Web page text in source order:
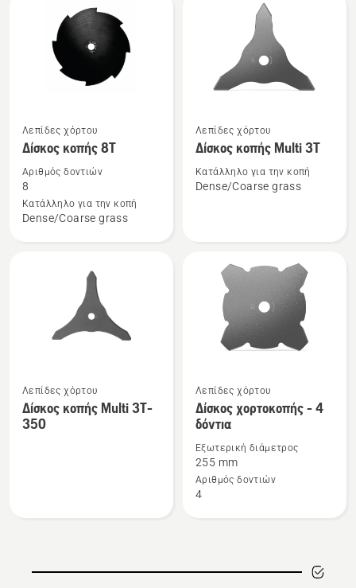
Δείτε
περισσότερες
λεπτομέρειες
για
το
Δίσκος
Λεπίδες χόρτου
Δίσκος κοπής 8Τ
Αριθμός δοντιών
8
Κατάλληλο για την κοπή
Dense/Coarse grass
Δείτε
περισσότερες
λεπτομέρειες
για
Λεπίδες χόρτου
Δίσκος κοπής Multi 3T
Κατάλληλο για την κοπή
Dense/Coarse grass
Δείτε
περισσότερες
λεπτομέρειες
Λεπίδες χόρτου
Δίσκος κοπής Multi 3T-
350
Δείτε
περισσότερες
λεπτομέρειες
για
το
Δίσκος
Λεπίδες χόρτου
Δίσκος χορτοκοπής - 4
δόντια
Εξωτερική διάμετρος
255 mm
Αριθμός δοντιών
4